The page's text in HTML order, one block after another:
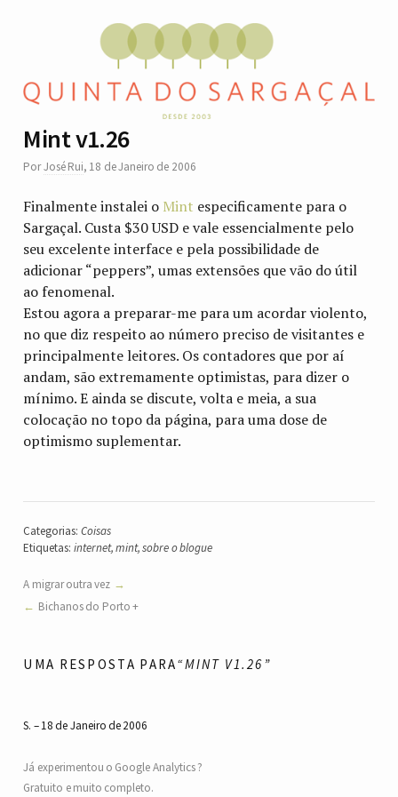
Mint v1.26
PorJosé Rui, 18 de Janeiro de 2006
Finalmente instalei o Mint especificamente para o
Sargaçal. Custa $30 USD e vale essencialmente pelo
seu excelente interface e pela possibilidade de
adicionar “peppers”, umas extensões que vão do útil
ao fenomenal.
Estou agora a preparar-me para um acordar violento,
no que diz respeito ao número preciso de visitantes e
principalmente leitores. Os contadores que por aí
andam, são extremamente optimistas, para dizer o
mínimo. E ainda se discute, volta e meia, a sua
colocação no topo da página, para uma dose de
optimismo suplementar.
Categorias: Coisas
Etiquetas: internet,mint,sobre o blogue
A migrar outra vez
Bichanos do Porto +
UMA RESPOSTA PARA“MINT V1.26”
S. 18 de Janeiro de 2006
Já experimentou o Google Analytics ?
Gratuito e muito completo.